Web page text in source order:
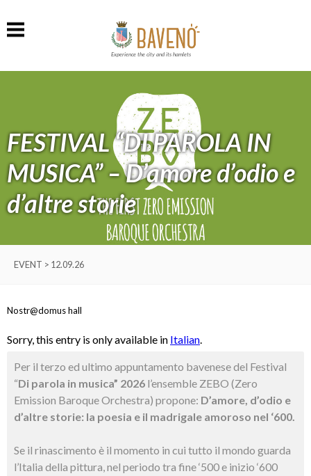
Experience the city and its hamlets
FESTIVAL “DI PAROLA IN
MUSICA” – D’amore d’odio e
d’altre storie
EVENT > 12.09.26
Nostr@domus hall
Sorry, this entry is only available in Italian.
Per il terzo ed ultimo appuntamento bavenese del Festival
“Di parola in musica” 2026 l’ensemble ZEBO (Zero
Emission Baroque Orchestra) propone: D’amore, d’odio e
d’altre storie: la poesia e il madrigale amoroso nel ‘600.
Se il rinascimento è il momento in cui tutto il mondo guarda
l’Italia della pittura, nel periodo tra fine ‘500 e inizio ‘600